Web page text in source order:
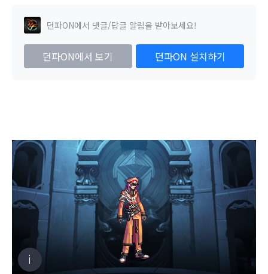
던파ON에서 댓글/답글 알림을 받아보세요!
던파ON에서 보기 던파ON 설치하기